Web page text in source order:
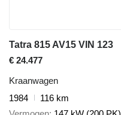
Tatra 815 AV15 VIN 123
€ 24.477
Kraanwagen
1984
116 km